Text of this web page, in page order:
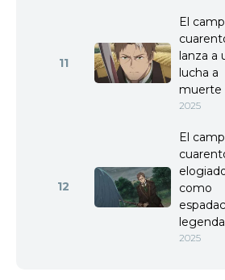
11
El
lanza a
lucha a
muerte
2025
12
El
como
2025